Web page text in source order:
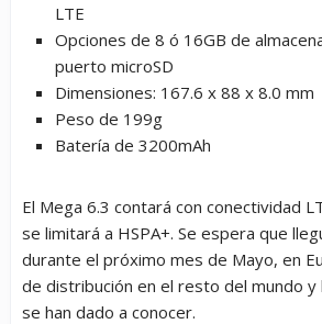
LTE
Opciones de 8 ó 16GB de
puerto microSD
Dimensiones: 167.6 x 88 x 8.0 mm
Peso de 199g
Batería de 3200mAh
El Mega 6.3 contará con conectividad
se limitará a HSPA+. Se espera que
durante el próximo mes de Mayo, en
de distribución en el resto del mundo y
se han dado a conocer.